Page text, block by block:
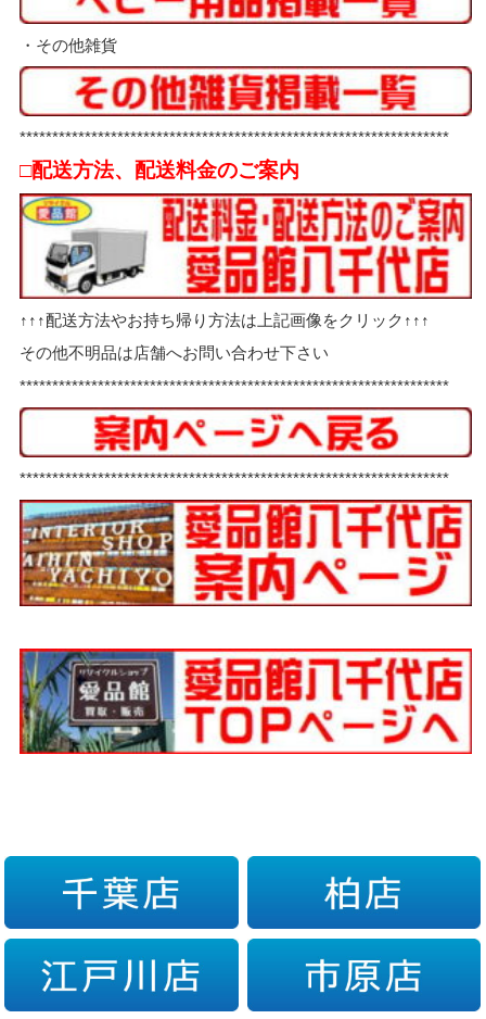
・その他雑貨
******************************************************************
□配送方法、配送料金のご案内
↑↑↑配送方法やお持ち帰り方法は上記画像をクリック↑↑↑
その他不明品は店舗へお問い合わせ下さい
******************************************************************
******************************************************************